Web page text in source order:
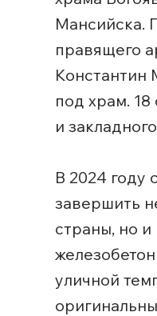
Мансийска.
правящего
Константин
под храм.
и
В 2024 году
завершить
страны, но
уличной